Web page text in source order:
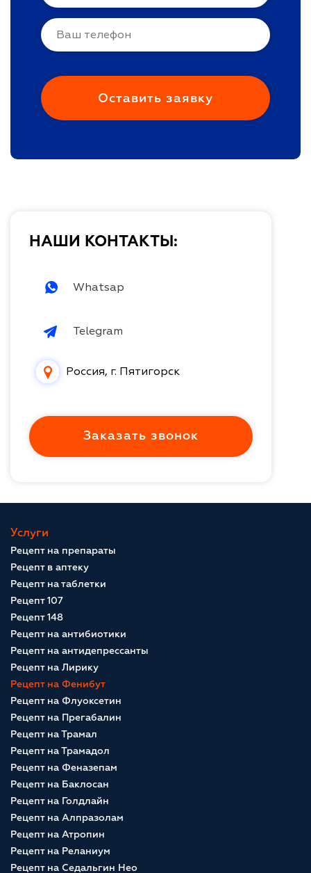
НАШИ КОНТАКТЫ:
Whatsap
Telegram
Россия, г. Пятигорск
Заказать звонок
Услуги
Рецепт на препараты
Рецепт в аптеку
Рецепт на таблетки
Рецепт 107
Рецепт 148
Рецепт на антибиотики
Рецепт на антидепрессанты
Рецепт на Лирику
Рецепт на Фенибут
Рецепт на Флуоксетин
Рецепт на Прегабалин
Рецепт на Трамал
Рецепт на Трамадол
Рецепт на Феназепам
Рецепт на Баклосан
Рецепт на Голдлайн
Рецепт на Алпразолам
Рецепт на Атропин
Рецепт на Реланиум
Рецепт на Седальгин Нео